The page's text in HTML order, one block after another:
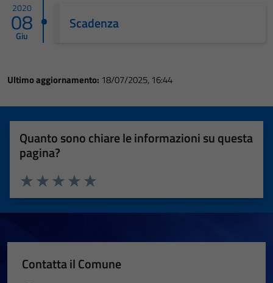
2020
08
Giu
Scadenza
Ultimo aggiornamento: 18/07/2025, 16:44
Quanto sono chiare le informazioni su questa
pagina?
Valuta 5 stelle su 5
Valuta 4 stelle su 5
Valuta 3 stelle su 5
Valuta 2 stelle su 5
Valuta 1 stelle su 5
Contatta il Comune